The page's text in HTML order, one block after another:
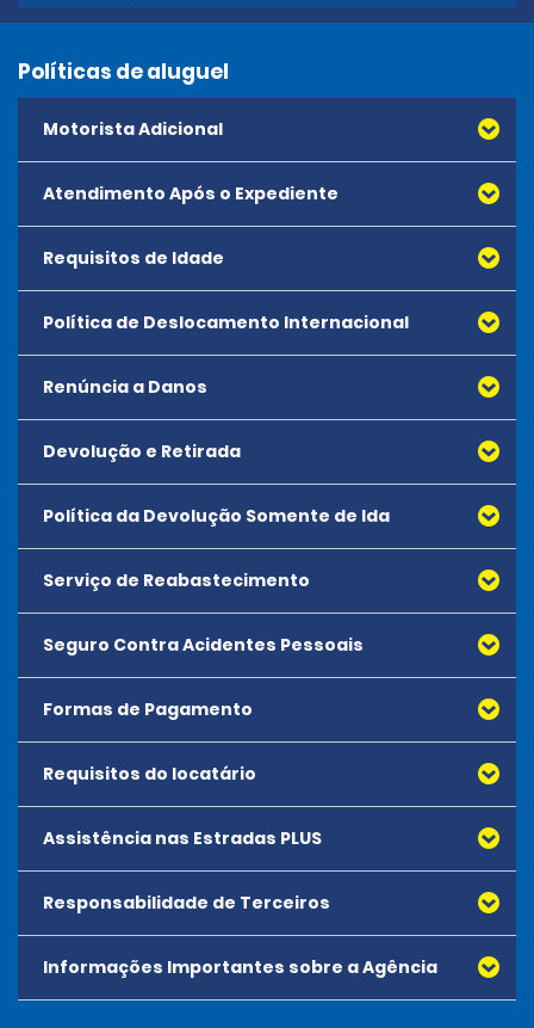
Políticas de aluguel
Motorista Adicional
Atendimento Após o Expediente
Reservas após o expediente não estão disponíveis.
Requisitos de Idade
A idade mínima para alugar todos os veículos é 18
anos. Não há idade máxima para aluguel.
Política de Deslocamento Internacional
Renúncia a Danos
Devolução e Retirada
Política da Devolução Somente de Ida
Serviço de Reabastecimento
Seguro Contra Acidentes Pessoais
Formas de Pagamento
Requisitos do locatário
Todos os motoristas devem atender aos requisitos de
idade mínima da agência.
Os locatários devem apresentar um cartão de crédito
aceito que esteja em nome do locatário no momento do
aluguel.
Assistência nas Estradas PLUS
Responsabilidade de Terceiros
Informações Importantes sobre a Agência